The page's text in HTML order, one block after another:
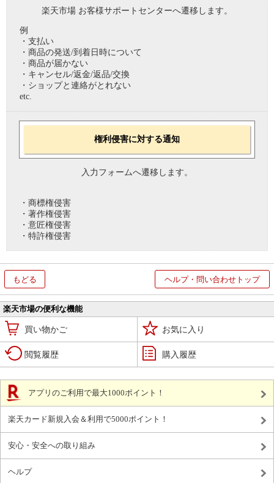
楽天市場 お客様サポートセンターへ遷移します。
例
・支払い
・商品の発送/到着日時について
・商品が届かない
・キャンセル/返金/返品/交換
・ショップと連絡がとれない
etc.
権利侵害に対する通知
入力フォームへ遷移します。
・商標権侵害
・著作権侵害
・意匠権侵害
・特許権侵害
もどる ヘルプ・問い合わせトップ
楽天市場の便利な機能
買い物かご お気に入り
閲覧履歴 購入履歴
アプリのご利用で最大1000ポイント！
楽天カード新規入会＆利用で5000ポイント！
安心・安全への取り組み
ヘルプ